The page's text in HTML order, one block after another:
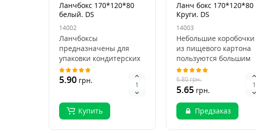
Ланчбокс 170*120*80
белый. DS
14002
Ланчбоксы
предназначены для
упаковки кондитерских
изделий, порционных
десертов и пирожных в
кафе и р..
5.90 грн.
Купить
Ланч бокс 170*120*80
Круги. DS
14003
Небольшие коробочки
из пищевого картона
пользуются большим
спросом у предприятий
HoReCa. Ланчбоксы р..
6.80грн.
5.65 грн.
Предзаказ